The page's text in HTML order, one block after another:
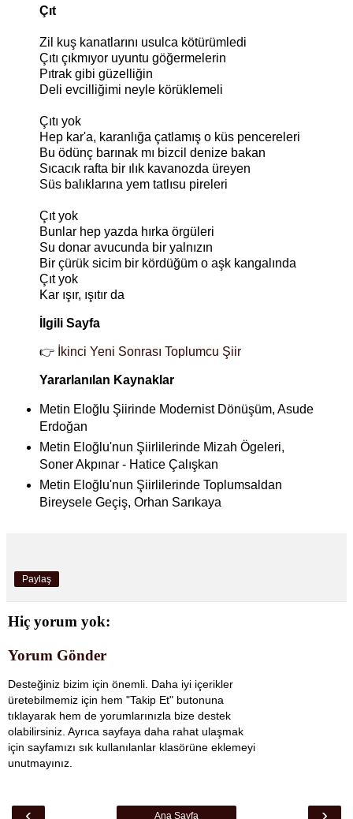
Çıt
Zil kuş kanatlarını usulca kötürümledi
Çıtı çıkmıyor uyuntu göğermelerin
Pıtrak gibi güzelliğin
Deli evcilliğimi neyle körüklemeli
Çıtı yok
Hep kar'a, karanlığa çatlamış o küs pencereleri
Bu ödünç barınak mı bizcil denize bakan
Sıcacık rafta bir ılık kavanozda üreyen
Süs balıklarına yem tatlısu pireleri
Çıt yok
Bunlar hep yazda hırka örgüleri
Su donar avucunda bir yalnızın
Bir çürük sicim bir kördüğüm o aşk kangalında
Çıt yok
Kar ışır, ışıtır da
İlgili Sayfa
👉 İkinci Yeni Sonrası Toplumcu Şiir
Yararlanılan Kaynaklar
Metin Eloğlu Şiirinde Modernist Dönüşüm, Asude
Erdoğan
Metin Eloğlu'nun Şiirlilerinde Mizah Ögeleri,
Soner Akpınar - Hatice Çalışkan
Metin Eloğlu'nun Şiirlilerinde Toplumsaldan
Bireysele Geçiş, Orhan Sarıkaya
Paylaş
Hiç yorum yok:
Yorum Gönder
Desteğiniz bizim için önemli. Daha iyi içerikler
üretebilmemiz için hem "Takip Et" butonuna
tıklayarak hem de yorumlarınızla bize destek
olabilirsiniz. Ayrıca sayfaya daha rahat ulaşmak
için sayfamızı sık kullanılanlar klasörüne eklemeyi
unutmayınız.
‹ ›
Ana Sayfa